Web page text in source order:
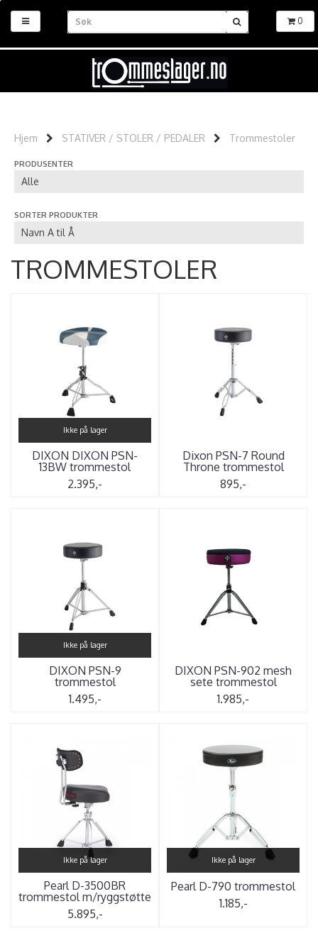
0
Hjem STATIVER / STOLER / PEDALER Trommestoler
PRODUSENTER
SORTER PRODUKTER
TROMMESTOLER
Ikke på lager
DIXON DIXON PSN-
13BW trommestol
2.395,-
Dixon PSN-7 Round
Throne trommestol
895,-
Ikke på lager
DIXON PSN-9
trommestol
1.495,-
DIXON PSN-902 mesh
sete trommestol
1.985,-
Ikke på lager
Pearl D-3500BR
trommestol m/ryggstøtte
5.895,-
Ikke på lager
Pearl D-790 trommestol
1.185,-